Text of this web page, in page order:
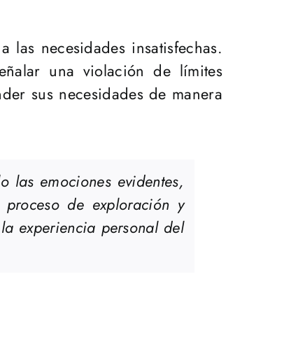
las necesidades insatisfechas.
una violación de límites
sus necesidades de manera
emociones evidentes,
de exploración y
experiencia personal del